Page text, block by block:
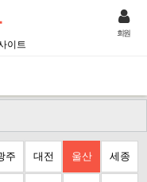
이트
회원
주 대전 울산 세종